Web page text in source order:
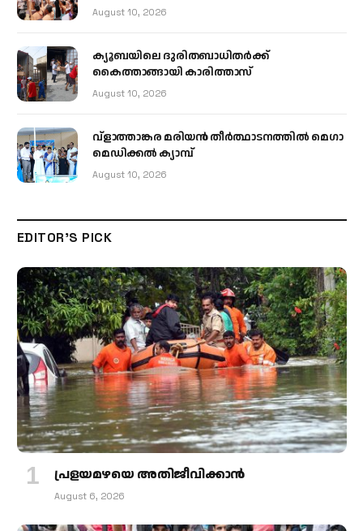
August 10, 2026
ക്യൂബയിലെ ദുരിതബാധിതർക്ക്
കൈത്താങ്ങായി കാരിത്താസ്
August 10, 2026
വ്ളാത്താങ്കര മരിയൻ തീർത്ഥാടനത്തിൽ മെഗാ
മെഡിക്കൽ ക്യാമ്പ്
August 10, 2026
EDITOR'S PICK
പ്രളയമഴയെ അതിജീവിക്കാന്‍
August 6, 2026